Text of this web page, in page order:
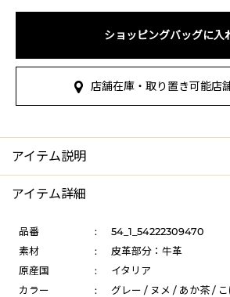
ショッピングバッグに入
店舗在庫・取り置き可能店
アイテム説明
アイテム詳細
品番 :
54_1_54222309470
素材
:
皮革部分：牛革
原産国
:
イタリア
カラー
:
グレー / ヌメ / あか茶 /